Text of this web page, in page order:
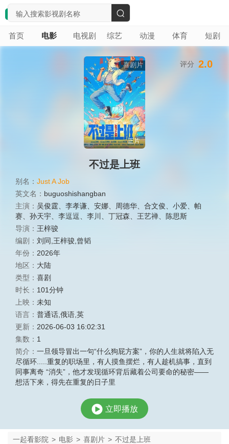
首页 电影 电视剧 综艺 动漫 体育 短剧
搜
索
喜剧片
正片
不过是上班
别名： Just A Job
英文名： buguoshishangban
主演： 吴俊霆 李孝谦 安娜 周德华 合文俊 小爱
帕
赛
孙天宇 李逗逗 李川 丁冠森 王艺禅
陈思斯
导演： 王梓骏
编剧： 刘同,王梓骏,曾韬
年份： 2026年
地区： 大陆
类型： 喜剧
时长： 101分钟
上映： 未知
语言： 普通话,俄语,英
更新： 2026-06-03 16:02:31
集数： 1
简介： 一旦领导冒出一句“什么狗屁方案”，你的人生就将陷入无
尽循环.....重复的职场里，有人摸鱼摆烂，有人趁机搞事，直到
同事离奇 “消失”，他才发现循环背后藏着公司要命的秘密——
想活下来，得先在重复的日子里
评分 2.0
立即播放
一起看影院 > 电影 > 喜剧片 > 不过是上班